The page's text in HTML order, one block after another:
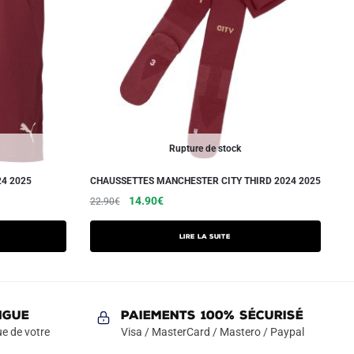
2025
Rupture de stock
CHAUSSETTES MANCHESTER CITY THIRD 2024 2025
22.90€
Le
était :
14.90€Le
actuel
est :
Lire la suite
de votre
Paiements 100% Sécurisé
Visa / MasterCard / Mastero / Paypal